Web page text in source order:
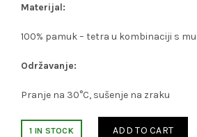
Materijal:
100% pamuk – tetra u kombinaciji s
Održavanje:
Pranje na 30°C, sušenje na zraku
1 IN STOCK ADD TO CART